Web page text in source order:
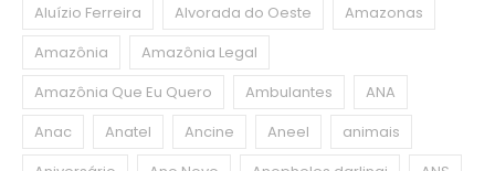
Aluízio Ferreira
Alvorada do Oeste
Amazonas
Amazônia
Amazônia Legal
Amazônia Que Eu Quero
Ambulantes
ANA
Anac
Anatel Ancine Aneel
animais